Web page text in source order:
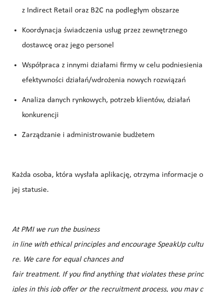
z Indirect Retail oraz B2C na podległym obszarze
Koordynacja świadczenia usług przez zewnętrznego
dostawcę oraz jego personel
Współpraca z innymi działami firmy w celu podniesienia
efektywności działań/wdrożenia nowych rozwiązań
Analiza danych rynkowych, potrzeb klientów, działań
konkurencji
Zarządzanie i administrowanie budżetem
Każda osoba, która wysłała aplikację, otrzyma informacje o
jej statusie.
At PMI we run the business
in line with ethical principles and encourage SpeakUp cultu
re. We care for equal chances and
fair treatment. If you find anything that violates these princ
iples in this job offer or the recruitment process, you may c